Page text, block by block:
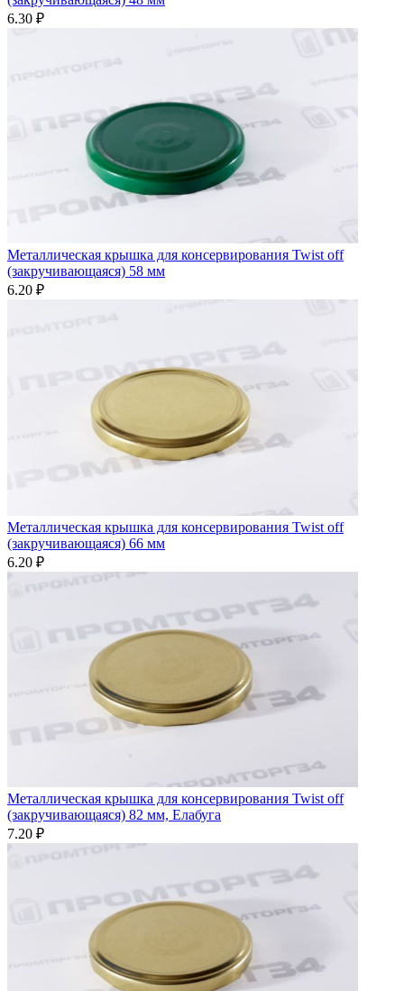
6.30 ₽
Металлическая крышка для консервирования Twist off
(закручивающаяся) 58 мм
6.20 ₽
Металлическая крышка для консервирования Twist off
(закручивающаяся) 66 мм
6.20 ₽
Металлическая крышка для консервирования Twist off
(закручивающаяся) 82 мм, Елабуга
7.20 ₽